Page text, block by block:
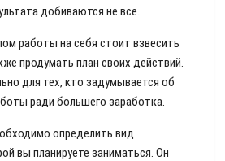
добиваются не все.
работы на себя стоит взвесить
продумать план своих действий.
для тех, кто задумывается об
ради большего заработка.
определить вид
вы планируете заниматься. Он